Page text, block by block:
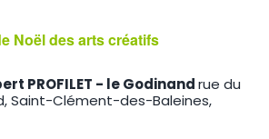
Noël des arts créatifs
PROFILET - le Godinandrue du
Saint-Clément-des-Baleines,